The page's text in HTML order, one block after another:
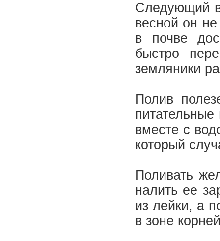
Следующий
весной он
в почве
быстро
земляники
Полив
питательные
вместе с
который
Поливать
налить ее
из лейки, а
в зоне